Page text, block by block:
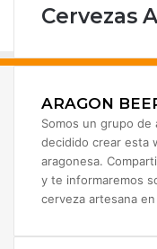
Cervezas
ARAGON
Somos un grupo de
decidido crear esta
aragonesa.
y te informaremos
cerveza artesana